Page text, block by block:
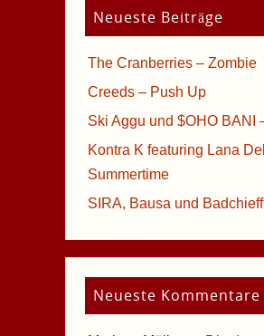
Neueste Beiträge
The Cranberries – Zombie
Creeds – Push Up
Ski Aggu und $OHO BANI
Kontra K featuring Lana
Summertime
SIRA, Bausa und
Neueste Kommentare